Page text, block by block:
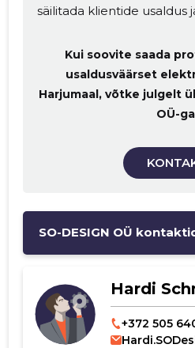
säilitada klientide usaldus
Kui soovite saada
usaldusväärset
Harjumaal, võtke julgelt
OÜ-
SO-DESIGN OÜ
Hardi
+372 505